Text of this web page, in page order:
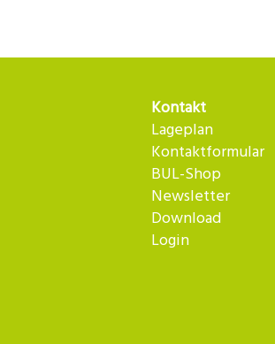
Kontakt
Lageplan
Kontaktformular
BUL-Shop
Newsletter
Download
Login